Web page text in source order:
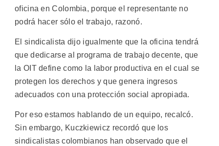
oficina en Colombia, porque el representante no
podrá hacer sólo el trabajo, razonó.
El sindicalista dijo igualmente que la oficina tendrá
que dedicarse al programa de trabajo decente, que
la OIT define como la labor productiva en el cual se
protegen los derechos y que genera ingresos
adecuados con una protección social apropiada.
Por eso estamos hablando de un equipo, recalcó.
Sin embargo, Kuczkiewicz recordó que los
sindicalistas colombianos han observado que el